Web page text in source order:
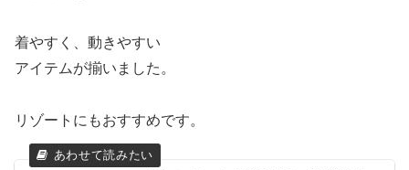
着やすく、動きやすい
アイテムが揃いました。
リゾートにもおすすめです。